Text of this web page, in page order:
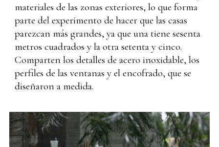
En el interior se utilizaron los mismos detalles y
materiales de las zonas exteriores, lo que forma
parte del experimento de hacer que las casas
parezcan más grandes, ya que una tiene sesenta
metros cuadrados y la otra setenta y cinco.
Comparten los detalles de acero inoxidable, los
perfiles de las ventanas y el encofrado, que se